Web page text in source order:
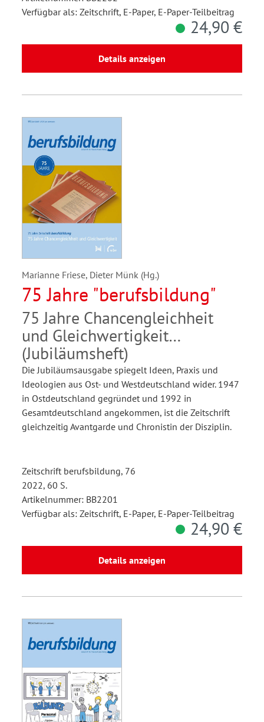
Verfügbar als: Zeitschrift, E-Paper, E-Paper-Teilbeitrag
24,90 €
Details anzeigen
Marianne Friese, Dieter Münk (Hg.)
75 Jahre "berufsbildung"
75 Jahre Chancengleichheit
und Gleichwertigkeit
(Jubiläumsheft)
Die Jubiläumsausgabe spiegelt Ideen, Praxis und
Ideologien aus Ost- und Westdeutschland wider. 1947
in Ostdeutschland gegründet und 1992 in
Gesamtdeutschland angekommen, ist die Zeitschrift
gleichzeitig Avantgarde und Chronistin der Disziplin.
Zeitschrift berufsbildung, 76
2022, 60 S.
Artikelnummer: BB2201
Verfügbar als: Zeitschrift, E-Paper, E-Paper-Teilbeitrag
24,90 €
Details anzeigen